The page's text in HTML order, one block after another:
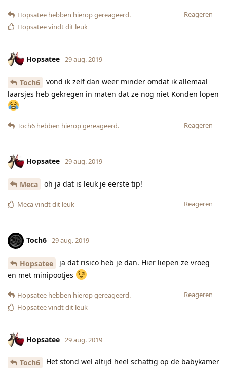
Reageren
Hopsatee hebben hierop gereageerd.
Hopsateevindt dit leuk
Hopsatee 29 aug. 2019
Toch6
vond ik zelf dan weer minder omdat ik allemaal
laarsjes heb gekregen in maten dat ze nog niet Konden lopen
Reageren
Toch6 hebben hierop gereageerd.
Hopsatee 29 aug. 2019
Meca oh ja dat is leuk je eerste tip!
Reageren
Mecavindt dit leuk
Toch6 29 aug. 2019
Hopsatee
ja dat risico heb je dan. Hier liepen ze vroeg
en met minipootjes
Reageren
Hopsatee hebben hierop gereageerd.
Hopsateevindt dit leuk
Hopsatee 29 aug. 2019
Toch6
Het stond wel altijd heel schattig op de babykamer